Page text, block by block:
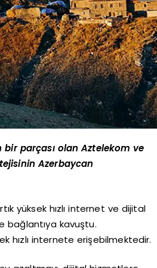
bir parçası olan Aztelekom ve
Azerbaycan
yüksek hızlı internet ve dijital
bağlantıya kavuştu.
hızlı internete erişebilmektedir.